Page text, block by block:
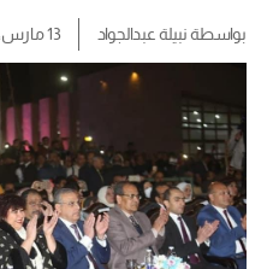
بواسطةنبيلة عبدالجواد 13 مارس، 2022